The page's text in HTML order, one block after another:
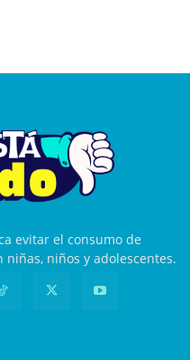
evitar el consumo de
niñas, niños y adolescentes.